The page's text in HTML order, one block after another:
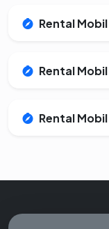
Rental
Rental
Rental